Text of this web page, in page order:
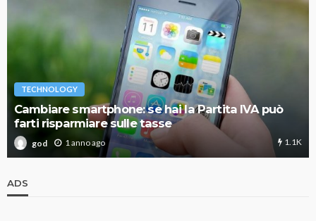
TECHNOLOGY
Cambiare smartphone: se hai la Partita IVA può
farti risparmiare sulle tasse
god 1 anno ago 1.1K
ADS